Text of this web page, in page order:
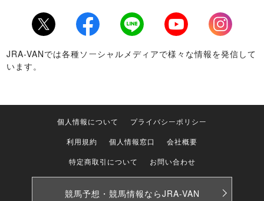
Twitter Facebook LINE Youtube
Instagram
JRA-VANでは各種ソーシャルメディアで様々な情報を発信して
います。
個人情報について
プライバシーポリシー
利用規約
個人情報窓口
会社概要
特定商取引について
お問い合わせ
競馬予想・競馬情報ならJRA-VAN